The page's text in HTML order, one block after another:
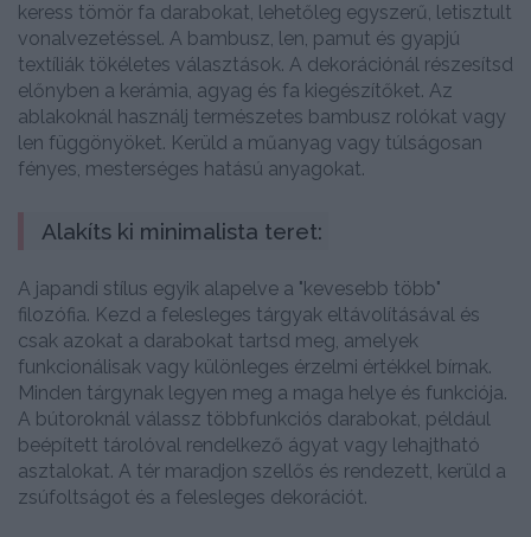
keress tömör fa darabokat, lehetőleg egyszerű, letisztult
vonalvezetéssel. A bambusz, len, pamut és gyapjú
textíliák tökéletes választások. A dekorációnál részesítsd
előnyben a kerámia, agyag és fa kiegészítőket. Az
ablakoknál használj természetes bambusz rolókat vagy
len függönyöket. Kerüld a műanyag vagy túlságosan
fényes, mesterséges hatású anyagokat.
Alakíts ki minimalista teret:
A japandi stílus egyik alapelve a "kevesebb több"
filozófia. Kezd a felesleges tárgyak eltávolításával és
csak azokat a darabokat tartsd meg, amelyek
funkcionálisak vagy különleges érzelmi értékkel bírnak.
Minden tárgynak legyen meg a maga helye és funkciója.
A bútoroknál válassz többfunkciós darabokat, például
beépített tárolóval rendelkező ágyat vagy lehajtható
asztalokat. A tér maradjon szellős és rendezett, kerüld a
zsúfoltságot és a felesleges dekorációt.